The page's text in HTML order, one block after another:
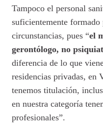
Tampoco el personal
suficientemente formado
circunstancias, pues “el
gerontólogo, no
diferencia de lo que
residencias privadas, en
tenemos titulación,
en nuestra categoría
profesionales”.